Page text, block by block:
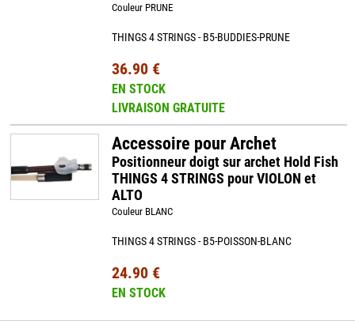
Couleur PRUNE
THINGS 4 STRINGS - B5-BUDDIES-PRUNE
36.90 €
EN STOCK
LIVRAISON GRATUITE
Accessoire pour Archet
Positionneur doigt sur archet Hold Fish
THINGS 4 STRINGS pour VIOLON et
ALTO
Couleur BLANC
THINGS 4 STRINGS - B5-POISSON-BLANC
24.90 €
EN STOCK